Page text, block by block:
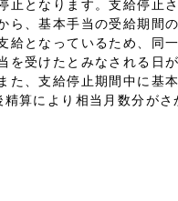
止となります。支給停止
ら、基本手当の受給期間
給となっているため、同
を受けたとみなされる日
た、支給停止期間中に基
算により相当月数分がさ